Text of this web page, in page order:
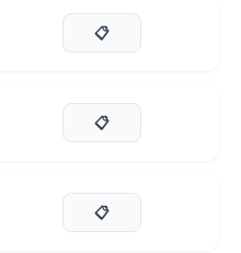
📋
📋
📋